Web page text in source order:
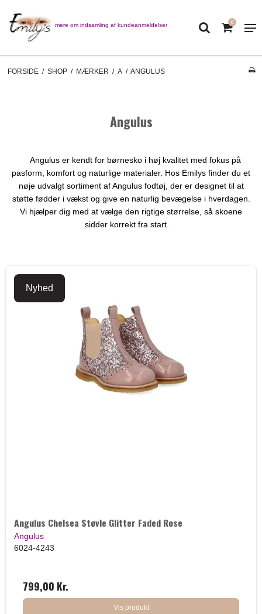
Læs mere om indsamling af kundeanmeldelser 0
FORSIDE / SHOP / MÆRKER / A / ANGULUS
Angulus
Angulus er kendt for børnesko i høj kvalitet med fokus på
pasform, komfort og naturlige materialer. Hos Emilys finder du et
nøje udvalgt sortiment af Angulus fodtøj, der er designet til at
støtte fødder i vækst og give en naturlig bevægelse i hverdagen.
Vi hjælper dig med at vælge den rigtige størrelse, så skoene
sidder korrekt fra start.
Nyhed
Angulus Chelsea Støvle Glitter Faded Rose
Angulus
6024-4243
799,00 Kr.
Vis produkt